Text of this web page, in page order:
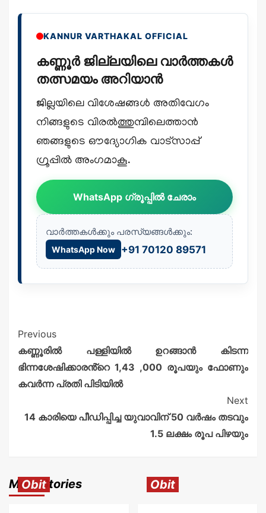
KANNUR VARTHAKAL OFFICIAL
കണ്ണൂർ ജില്ലയിലെ വാർത്തകൾ
തത്സമയം അറിയാൻ
ജില്ലയിലെ വിശേഷങ്ങൾ അതിവേഗം
നിങ്ങളുടെ വിരൽത്തുമ്പിലെത്താൻ
ഞങ്ങളുടെ ഔദ്യോഗിക വാട്സാപ്പ്
ഗ്രൂപ്പിൽ അംഗമാകൂ.
WhatsApp ഗ്രൂപ്പിൽ ചേരാം
വാർത്തകൾക്കും പരസ്യങ്ങൾക്കും:
WhatsApp Now +91 70120 89571
Previous
കണ്ണൂരിൽ പള്ളിയിൽ ഉറങ്ങാൻ കിടന്ന
ഭിന്നശേഷിക്കാരൻ്റെ 1,43 ,000 രൂപയും ഫോണും
കവർന്ന പ്രതി പിടിയിൽ
Next
14 കാരിയെ പീഡിപ്പിച്ച യുവാവിന് 50 വര്‍ഷം തടവും
1.5 ലക്ഷം രൂപ പിഴയും
More Stories
Obit Obit